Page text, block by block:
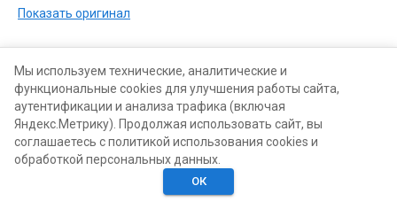
Показать оригинал
Хотелки
Мы используем технические, аналитические и
функциональные cookies для улучшения работы сайта,
аутентификации и анализа трафика (включая
Яндекс.Метрику). Продолжая использовать сайт, вы
соглашаетесь с политикой использования cookies и
обработкой персональных данных.
ОК